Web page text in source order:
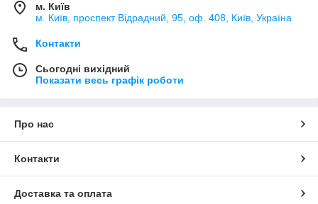
м. Київ
м. Київ, проспект Відрадний, 95, оф. 408, Київ, Україна
Контакти
Сьогодні вихідний
Показати весь графік роботи
Про нас
Контакти
Доставка та оплата